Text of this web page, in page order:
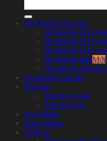
Du thuyền Hạ Long
Du thuyền Hạ
Du thuyền Hạ
Du thuyền Hạ
Du thuyền mới
Du thuyền khuyến
Du thuyền Lan Hạ
Đặt tour
Tour Hạ Long
Tour Lan Hạ
Sun World
Yoko Onsen
Thuê xe